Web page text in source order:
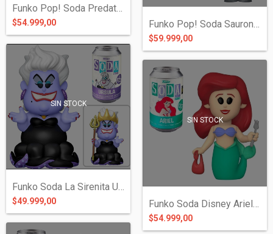
Funko Pop! Soda Predator
$54.999,00 Funko Pop! Soda Sauron - The Lord of the...
$59.999,00
SIN STOCK
Funko Soda La Sirenita Ursula
$49.999,00
SIN STOCK
Funko Soda Disney Ariel La Sirenita
$54.999,00